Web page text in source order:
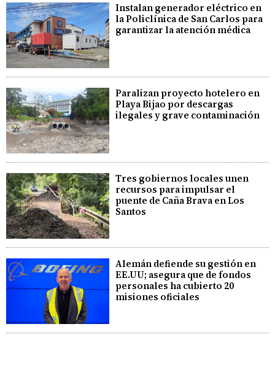
Instalan generador eléctrico en
la Policlínica de San Carlos para
garantizar la atención médica
Paralizan proyecto hotelero en
Playa Bijao por descargas
ilegales y grave contaminación
Tres gobiernos locales unen
recursos para impulsar el
puente de Caña Brava en Los
Santos
Alemán defiende su gestión en
EE.UU; asegura que de fondos
personales ha cubierto 20
misiones oficiales